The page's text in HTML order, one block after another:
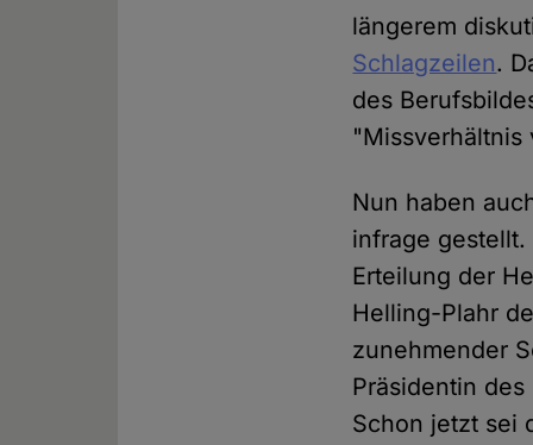
längerem
Schlagzeilen.
des
"Missverhältnis
Nun haben
infrage
Erteilung der
Helling-Plahr
zunehmender
Präsidentin
Schon jetzt sei